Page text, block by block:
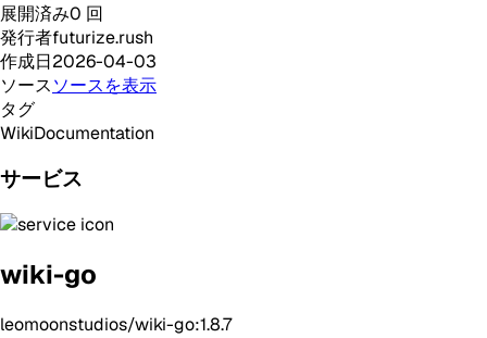
展開済み0 回
発行者futurize.rush
作成日2026-04-03
ソースソースを表示
タグ
WikiDocumentation
サービス
wiki-go
leomoonstudios/wiki-go:1.8.7